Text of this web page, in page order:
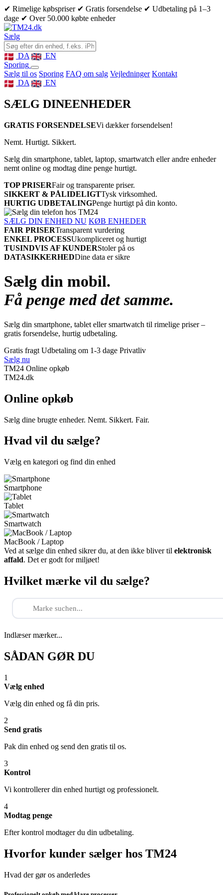
✔ Rimelige købspriser ✔ Gratis forsendelse ✔ Udbetaling på 1–3
dage ✔ Over 50.000 købte enheder
Sælg
DA
EN
Sporing
Sælg til os Sporing FAQ om salg Vejledninger Kontakt
DA
EN
SÆLG DINEENHEDER
GRATIS FORSENDELSEVi dækker forsendelsen!
Nemt. Hurtigt. Sikkert.
Sælg din smartphone, tablet, laptop, smartwatch eller andre enheder
nemt online og modtag dine penge hurtigt.
TOP PRISERFair og transparente priser.
SIKKERT & PÅLIDELIGTTysk virksomhed.
HURTIG UDBETALINGPenge hurtigt på din konto.
SÆLG DIN ENHED NU KØB ENHEDER
FAIR PRISERTransparent vurdering
ENKEL PROCESSUkompliceret og hurtigt
TUSINDVIS AF KUNDERStoler på os
DATASIKKERHEDDine data er sikre
Sælg din mobil.
Få penge med det samme.
Sælg din smartphone, tablet eller smartwatch til rimelige priser –
gratis forsendelse, hurtig udbetaling.
Gratis fragt Udbetaling om 1-3 dage Privatliv
Sælg nu
TM24 Online opkøb
TM24.dk
Online opkøb
Sælg dine brugte enheder. Nemt. Sikkert. Fair.
Hvad vil du sælge?
Vælg en kategori og find din enhed
Smartphone
Tablet
Smartwatch
MacBook / Laptop
Ved at sælge din enhed sikrer du, at den ikke bliver til elektronisk
affald. Det er godt for miljøet!
Hvilket mærke vil du sælge?
Indlæser mærker...
SÅDAN GØR DU
1
Vælg enhed
Vælg din enhed og få din pris.
2
Send gratis
Pak din enhed og send den gratis til os.
3
Kontrol
Vi kontrollerer din enhed hurtigt og professionelt.
4
Modtag penge
Efter kontrol modtager du din udbetaling.
Hvorfor kunder sælger hos TM24
Hvad der gør os anderledes